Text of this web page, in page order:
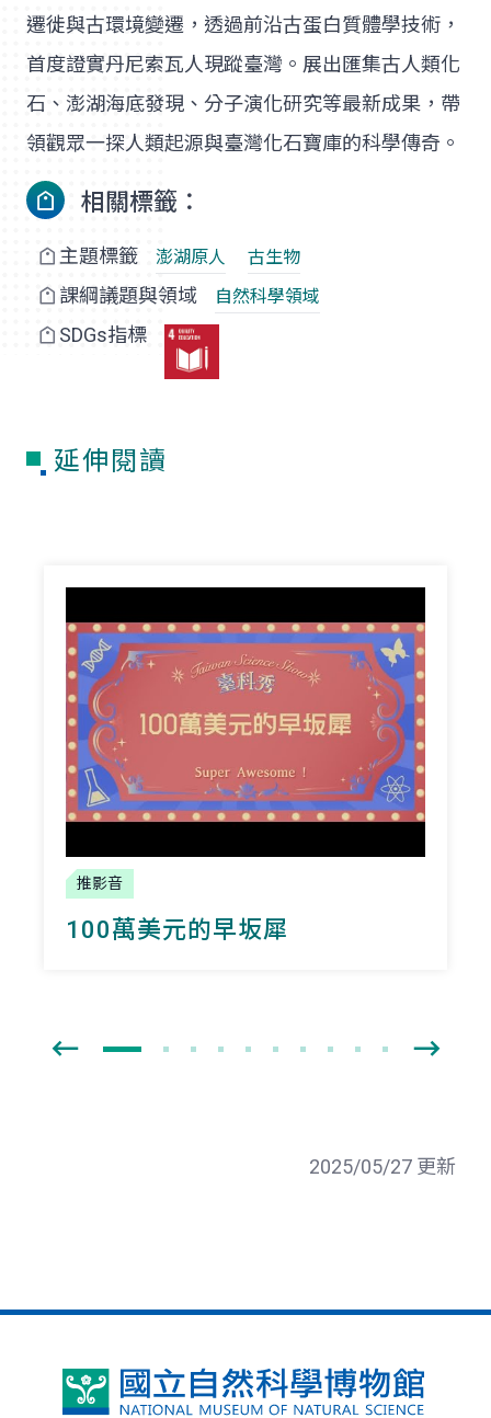
遷徙與古環境變遷，透過前沿古蛋白質體學技術，
首度證實丹尼索瓦人現蹤臺灣。展出匯集古人類化
石、澎湖海底發現、分子演化研究等最新成果，帶
領觀眾一探人類起源與臺灣化石寶庫的科學傳奇。
相關標籤：
主題標籤 澎湖原人 古生物
課綱議題與領域 自然科學領域
SDGs指標
延伸閱讀
推影音
100萬美元的早坂犀
2025/05/27 更新
國